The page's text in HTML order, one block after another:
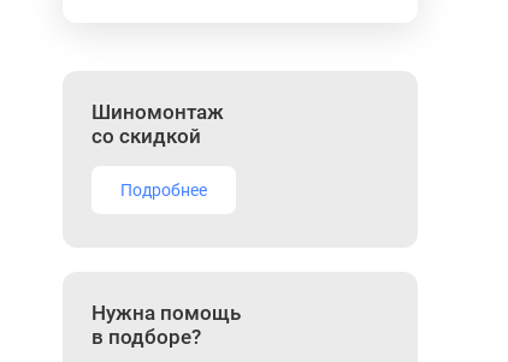
Шиномонтаж
со скидкой
Подробнее
Нужна помощь
в подборе?